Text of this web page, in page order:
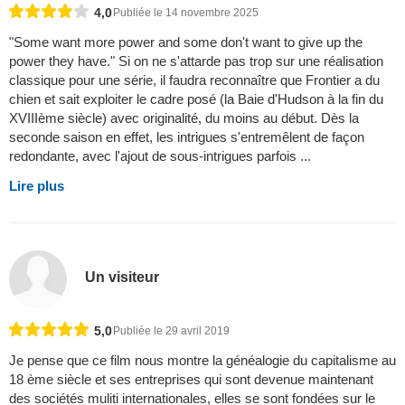
4,0Publiée le 14 novembre 2025
"Some want more power and some don't want to give up the
power they have." Si on ne s'attarde pas trop sur une réalisation
classique pour une série, il faudra reconnaître que Frontier a du
chien et sait exploiter le cadre posé (la Baie d'Hudson à la fin du
XVIIIème siècle) avec originalité, du moins au début. Dès la
seconde saison en effet, les intrigues s'entremêlent de façon
redondante, avec l'ajout de sous-intrigues parfois ...
Lire plus
Un visiteur
5,0 Publiée le 29 avril 2019
Je pense que ce film nous montre la généalogie du capitalisme au
18 ème siècle et ses entreprises qui sont devenue maintenant
des sociétés muliti internationales, elles se sont fondées sur le